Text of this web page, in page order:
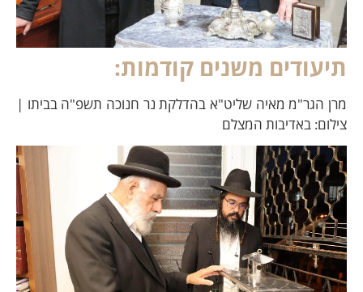
תיעודים משנים קודמות:
מרן הגר"מ מאיה שליט"א בהדלקת נר חנוכה תשפ"ה בביתו |
צילום: באדיבות המצלם